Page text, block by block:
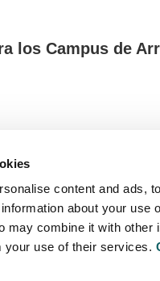
content and ads,
about your use
may combine it with other
your use of their services.
los Campus de
Más información
Arrasate - Mondragón